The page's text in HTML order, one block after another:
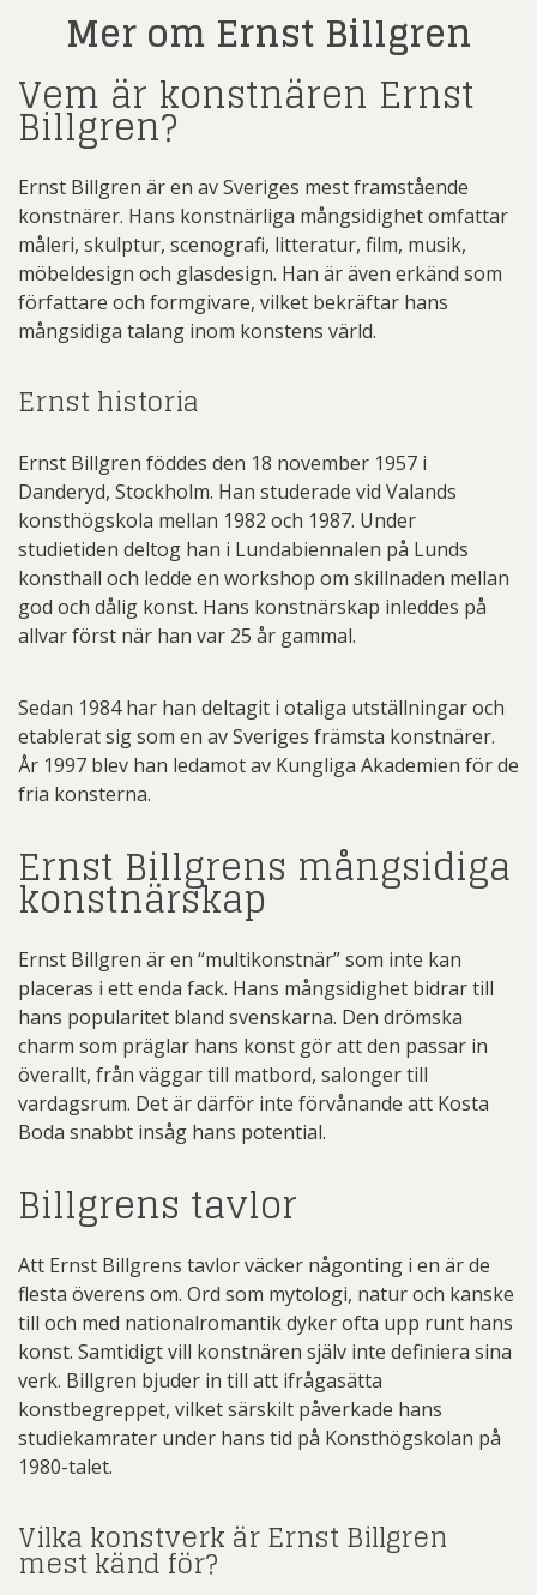
Mer om Ernst Billgren
Vem är konstnären Ernst
Billgren?
Ernst Billgren är en av Sveriges mest framstående
konstnärer. Hans konstnärliga mångsidighet omfattar
måleri, skulptur, scenografi, litteratur, film, musik,
möbeldesign och glasdesign. Han är även erkänd som
författare och formgivare, vilket bekräftar hans
mångsidiga talang inom konstens värld.
Ernst historia
Ernst Billgren föddes den 18 november 1957 i
Danderyd, Stockholm. Han studerade vid Valands
konsthögskola mellan 1982 och 1987. Under
studietiden deltog han i Lundabiennalen på Lunds
konsthall och ledde en workshop om skillnaden mellan
god och dålig konst. Hans konstnärskap inleddes på
allvar först när han var 25 år gammal.
Sedan 1984 har han deltagit i otaliga utställningar och
etablerat sig som en av Sveriges främsta konstnärer.
År 1997 blev han ledamot av Kungliga Akademien för de
fria konsterna.
Ernst Billgrens mångsidiga
konstnärskap
Ernst Billgren är en “multikonstnär” som inte kan
placeras i ett enda fack. Hans mångsidighet bidrar till
hans popularitet bland svenskarna. Den drömska
charm som präglar hans konst gör att den passar in
överallt, från väggar till matbord, salonger till
vardagsrum. Det är därför inte förvånande att Kosta
Boda snabbt insåg hans potential.
Billgrens tavlor
Att Ernst Billgrens tavlor väcker någonting i en är de
flesta överens om. Ord som mytologi, natur och kanske
till och med nationalromantik dyker ofta upp runt hans
konst. Samtidigt vill konstnären själv inte definiera sina
verk. Billgren bjuder in till att ifrågasätta
konstbegreppet, vilket särskilt påverkade hans
studiekamrater under hans tid på Konsthögskolan på
1980-talet.
Vilka konstverk är Ernst Billgren
mest känd för?